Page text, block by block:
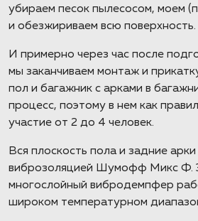
убираем песок пылесосом, моем
и обезжириваем всю поверхность.
И примерно через час после
мы заканчиваем монтаж и
пол и багажник с арками в
процесс, поэтому в нем как
участие от 2 до 4 человек.
Вся плоскость пола и задние
виброзоляцией Шумофф Микс Ф.
многослойный вибродемпфер
широком температурном